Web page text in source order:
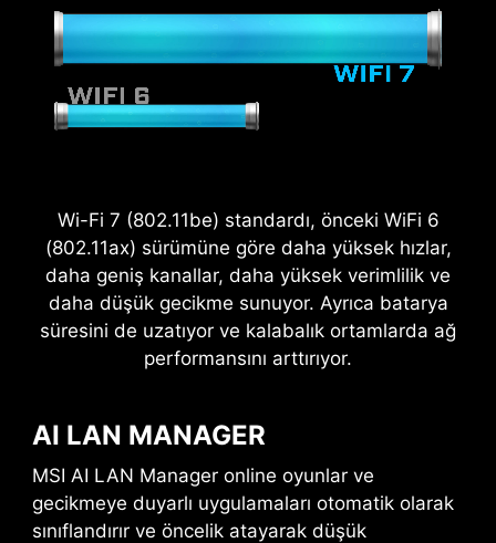
Wi-Fi 7 (802.11be) standardı, önceki WiFi 6
(802.11ax) sürümüne göre daha yüksek hızlar,
daha geniş kanallar, daha yüksek verimlilik ve
daha düşük gecikme sunuyor. Ayrıca batarya
süresini de uzatıyor ve kalabalık ortamlarda ağ
performansını arttırıyor.
AI LAN MANAGER
MSI AI LAN Manager online oyunlar ve
gecikmeye duyarlı uygulamaları otomatik olarak
sınıflandırır ve öncelik atayarak düşük
2.5
GELECEK IÇIN HAZIR -
THUNDERBOLT 5 READY